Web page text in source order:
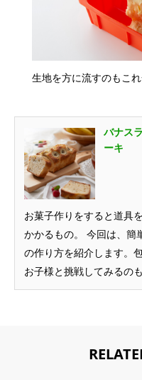
生地を方に流すのもこ
バナス
ーキ
お菓子作りをすると道具
かかるもの。 今回は、簡
の作り方を紹介します。
お子様と挑戦してみるの